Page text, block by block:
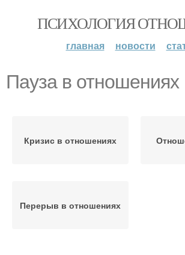
ПСИХОЛОГИЯ
главная новости
Пауза в отношениях
Кризис в отношениях
Перерыв в отношениях